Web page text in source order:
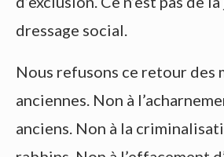
dressage social.
Nous refusons ce retour des
anciennes. Non à
anciens. Non à la